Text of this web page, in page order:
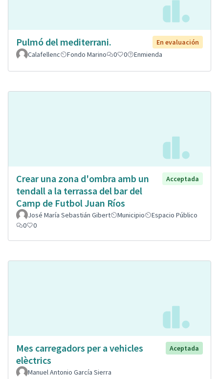
Pulmó del mediterrani.
En evaluación
Calafellenc
Fondo Marino 0 0 Enmienda
Crear una zona d'ombra amb un
tendall a la terrassa del bar del
Camp de Futbol Juan Ríos
Acceptada
José María Sebastián Gibert Municipio
Espacio Público
0
0
Mes carregadors per a vehicles
elèctrics
Aceptada
Manuel Antonio García Sierra